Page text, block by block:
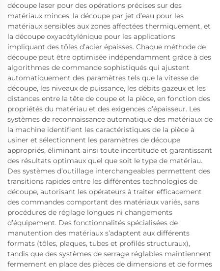
découpe laser pour des opérations précises sur des
matériaux minces, la découpe par jet d’eau pour les
matériaux sensibles aux zones affectées thermiquement, et
la découpe oxyacétylénique pour les applications
impliquant des tôles d’acier épaisses. Chaque méthode de
découpe peut être optimisée indépendamment grâce à des
algorithmes de commande sophistiqués qui ajustent
automatiquement des paramètres tels que la vitesse de
découpe, les niveaux de puissance, les débits gazeux et les
distances entre la tête de coupe et la pièce, en fonction des
propriétés du matériau et des exigences d’épaisseur. Les
systèmes de reconnaissance automatique des matériaux de
la machine identifient les caractéristiques de la pièce à
usiner et sélectionnent les paramètres de découpe
appropriés, éliminant ainsi toute incertitude et garantissant
des résultats optimaux quel que soit le type de matériau.
Des systèmes d’outillage interchangeables permettent des
transitions rapides entre les différentes technologies de
découpe, autorisant les opérateurs à traiter efficacement
des commandes comportant des matériaux variés, sans
procédures de réglage longues ni changements
d’équipement. Des fonctionnalités spécialisées de
manutention des matériaux s’adaptent aux différents
formats (tôles, plaques, tubes et profilés structuraux),
tandis que des systèmes de serrage réglables maintiennent
fermement en place des pièces de dimensions et de formes